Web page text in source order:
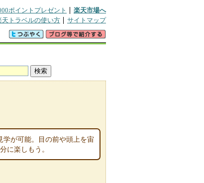
ポイントプレゼント
楽天市場へ
天トラベルの使い方 サイトマップ
学が可能。目の前や頭上を宙
に楽しもう。